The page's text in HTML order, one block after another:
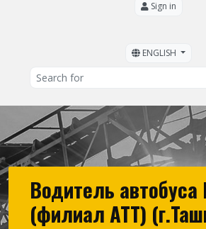
Sign in
ENGLISH
Водитель автобуса
(филиал АТТ)